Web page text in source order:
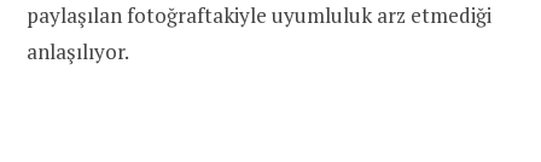
paylaşılan fotoğraftakiyle uyumluluk arz etmediği
anlaşılıyor.